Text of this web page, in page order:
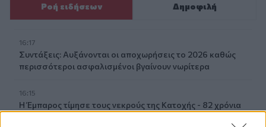
Ροή ειδήσεων Δημοφιλή
16:17
Συντάξεις: Αυξάνονται οι αποχωρήσεις το 2026 καθώς
περισσότεροι ασφαλισμένοι βγαίνουν νωρίτερα
16:15
Η Έμπαρος τίμησε τους νεκρούς της Κατοχής - 82 χρόνια